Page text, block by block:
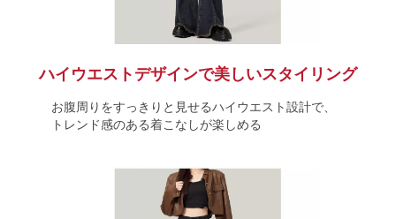
ハイウエストデザインで美しいスタイリング
お腹周りをすっきりと見せるハイウエスト設計で、
トレンド感のある着こなしが楽しめる